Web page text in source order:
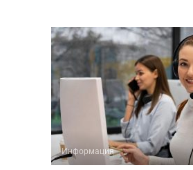
Информация